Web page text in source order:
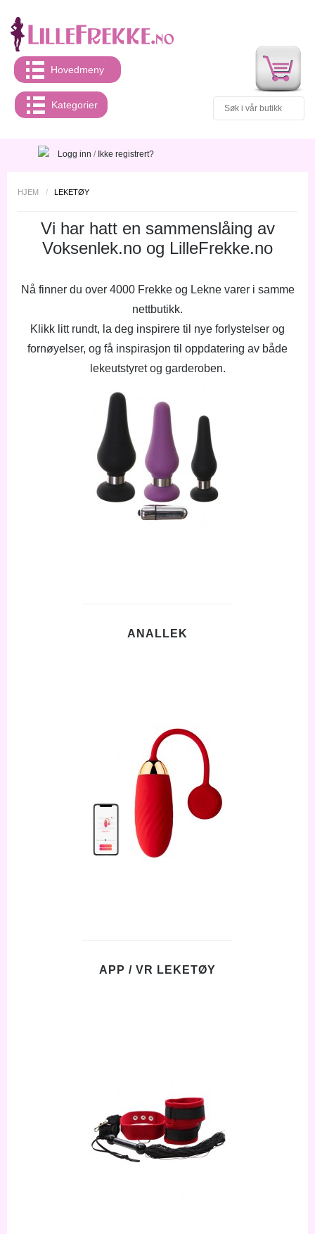
Hovedmeny
Kategorier
Logg inn / Ikke registrert?
HJEM / LEKETØY
Vi har hatt en sammenslåing av
Voksenlek.no og LilleFrekke.no
Nå finner du over 4000 Frekke og Lekne varer i samme
nettbutikk.
Klikk litt rundt, la deg inspirere til nye forlystelser og
fornøyelser, og få inspirasjon til oppdatering av både
lekeutstyret og garderoben.
ANALLEK
APP / VR LEKETØY